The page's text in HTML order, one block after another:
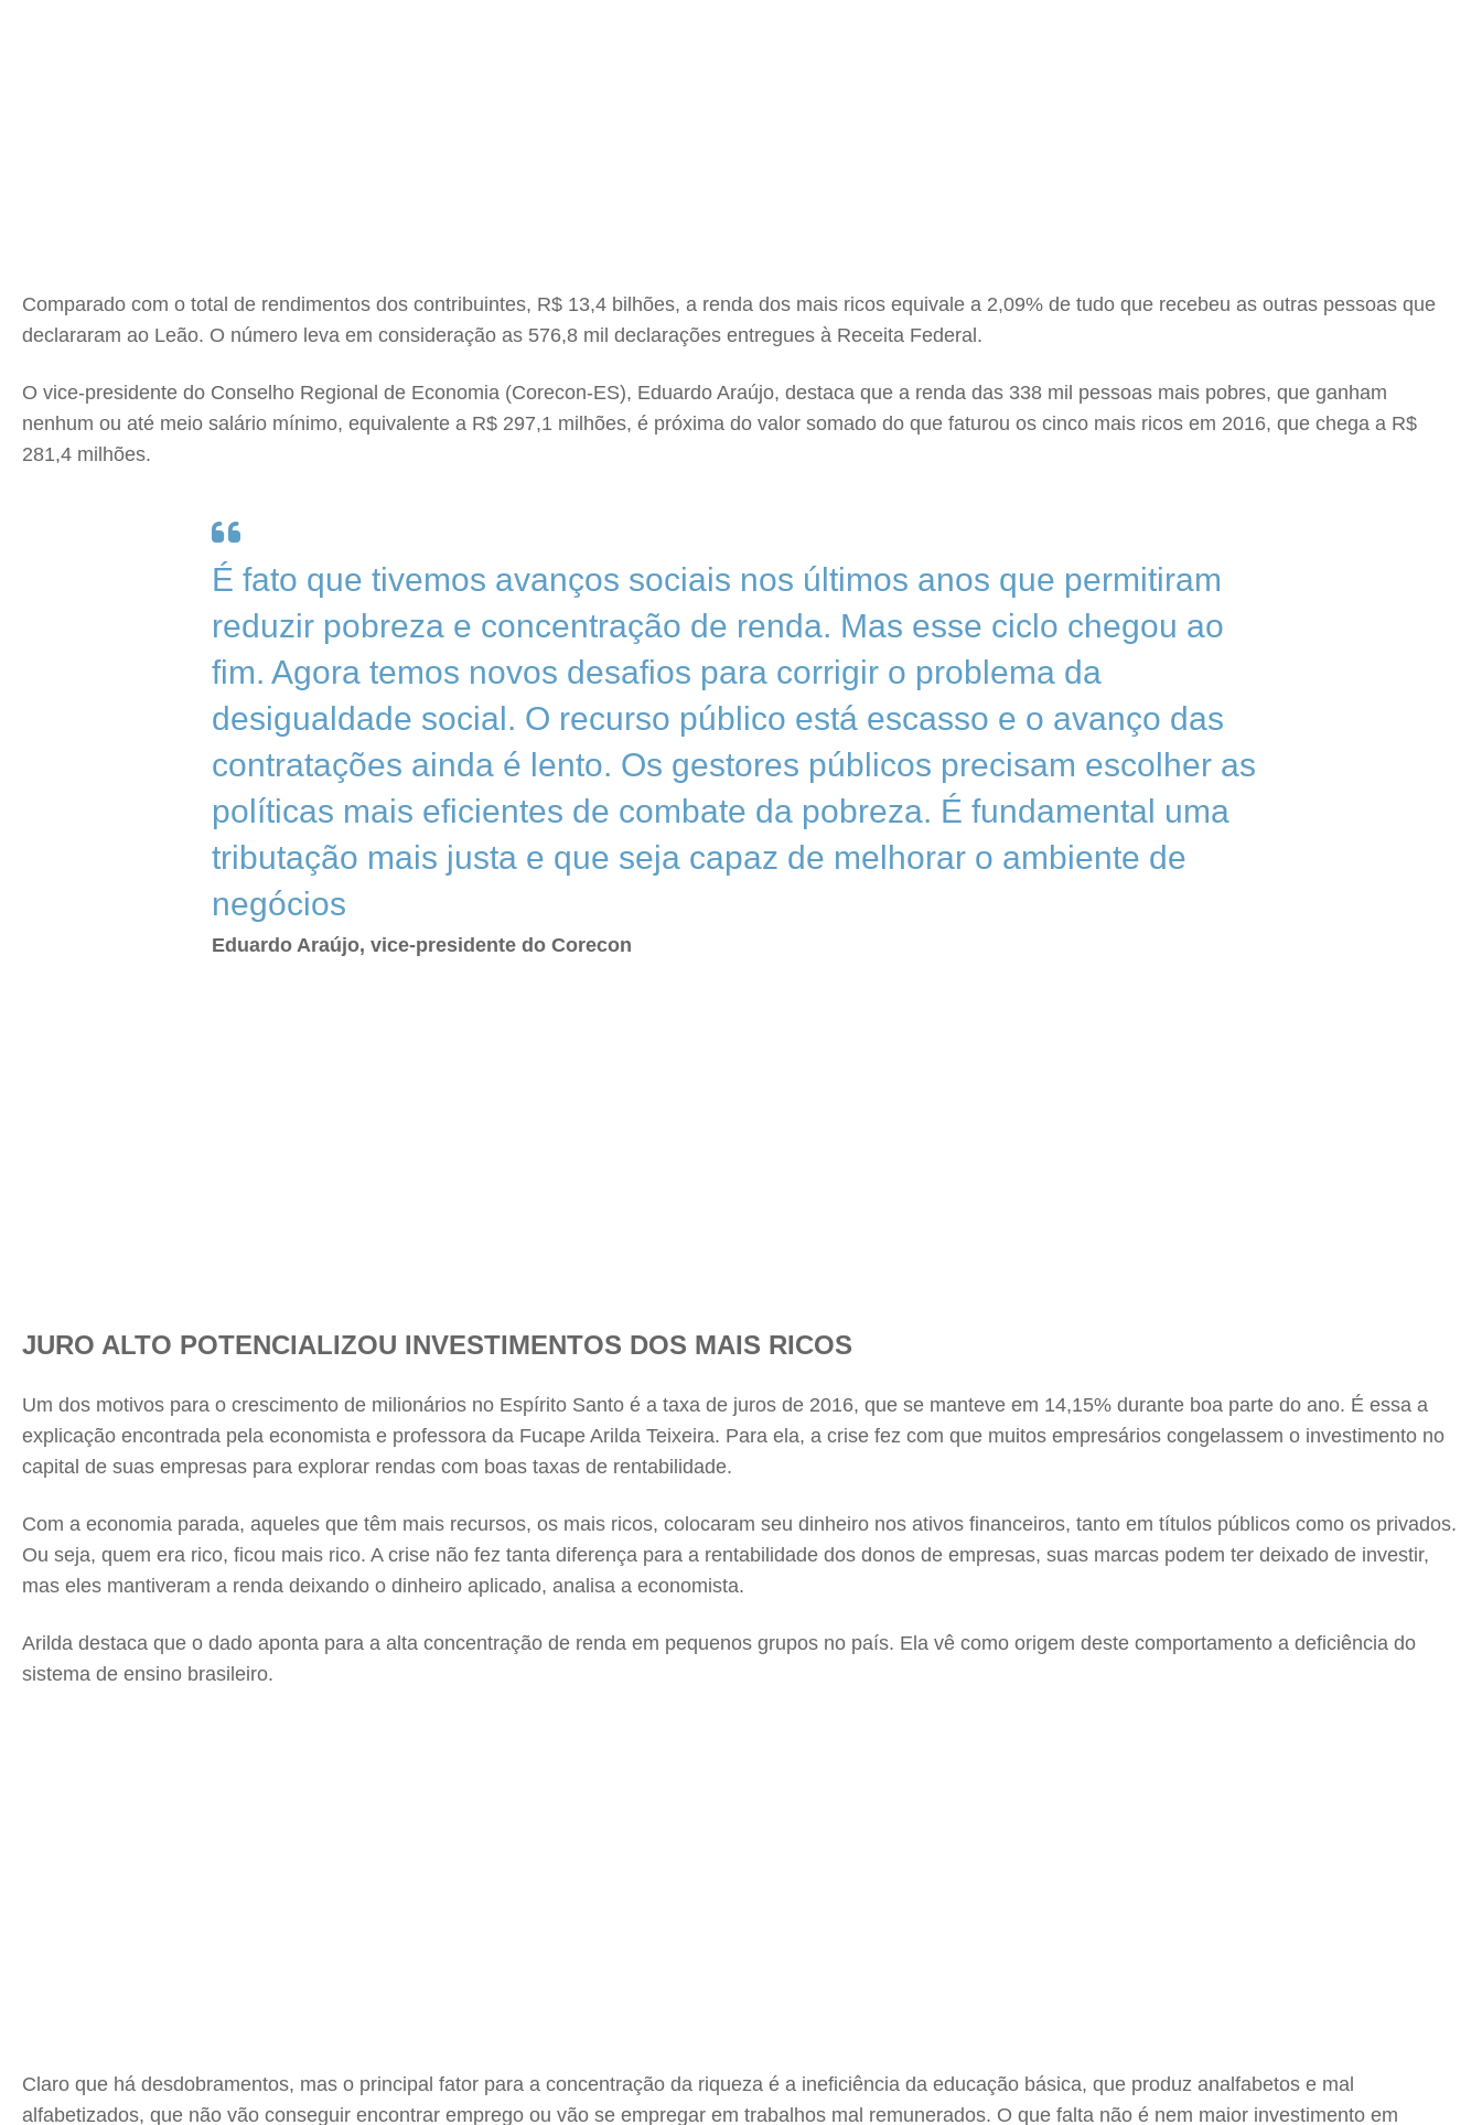
Comparado com o total de rendimentos dos contribuintes, R$ 13,4 bilhões, a renda dos mais ricos equivale a 2,09% de tudo que recebeu as outras pessoas que
declararam ao Leão. O número leva em consideração as 576,8 mil declarações entregues à Receita Federal.
O vice-presidente do Conselho Regional de Economia (Corecon-ES), Eduardo Araújo, destaca que a renda das 338 mil pessoas mais pobres, que ganham
nenhum ou até meio salário mínimo, equivalente a R$ 297,1 milhões, é próxima do valor somado do que faturou os cinco mais ricos em 2016, que chega a R$
281,4 milhões.
É fato que tivemos avanços sociais nos últimos anos que permitiram
reduzir pobreza e concentração de renda. Mas esse ciclo chegou ao
fim. Agora temos novos desafios para corrigir o problema da
desigualdade social. O recurso público está escasso e o avanço das
contratações ainda é lento. Os gestores públicos precisam escolher as
políticas mais eficientes de combate da pobreza. É fundamental uma
tributação mais justa e que seja capaz de melhorar o ambiente de
negócios
Eduardo Araújo, vice-presidente do Corecon
JURO ALTO POTENCIALIZOU INVESTIMENTOS DOS MAIS RICOS
Um dos motivos para o crescimento de milionários no Espírito Santo é a taxa de juros de 2016, que se manteve em 14,15% durante boa parte do ano. É essa a
explicação encontrada pela economista e professora da Fucape Arilda Teixeira. Para ela, a crise fez com que muitos empresários congelassem o investimento no
capital de suas empresas para explorar rendas com boas taxas de rentabilidade.
Com a economia parada, aqueles que têm mais recursos, os mais ricos, colocaram seu dinheiro nos ativos financeiros, tanto em títulos públicos como os privados.
Ou seja, quem era rico, ficou mais rico. A crise não fez tanta diferença para a rentabilidade dos donos de empresas, suas marcas podem ter deixado de investir,
mas eles mantiveram a renda deixando o dinheiro aplicado, analisa a economista.
Arilda destaca que o dado aponta para a alta concentração de renda em pequenos grupos no país. Ela vê como origem deste comportamento a deficiência do
sistema de ensino brasileiro.
Claro que há desdobramentos, mas o principal fator para a concentração da riqueza é a ineficiência da educação básica, que produz analfabetos e mal
alfabetizados, que não vão conseguir encontrar emprego ou vão se empregar em trabalhos mal remunerados. O que falta não é nem maior investimento em